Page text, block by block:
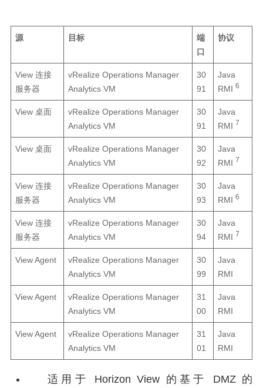
源 目标
端
口
协议
View 连接
服务器
vRealize Operations Manager
Analytics VM
30
91
Java
RMI 6
View 桌面
vRealize Operations Manager
Analytics VM
30
91
Java
RMI 7
View 桌面
vRealize Operations Manager
Analytics VM
30
92
Java
RMI 7
View 连接
服务器
vRealize Operations Manager
Analytics VM
30
93
Java
RMI 6
View 连接
服务器
vRealize Operations Manager
Analytics VM
30
94
Java
RMI 7
View Agent
vRealize Operations Manager
Analytics VM
30
99
Java
RMI
View Agent
vRealize Operations Manager
Analytics VM
31
00
Java
RMI
View Agent
vRealize Operations Manager
Analytics VM
31
01
Java
RMI
适用于 Horizon View 的基于 DMZ 的